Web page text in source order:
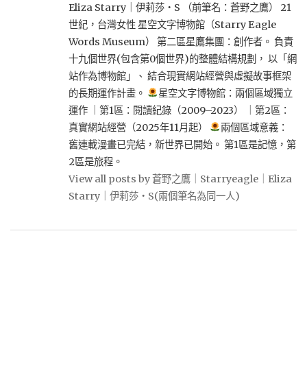
Eliza Starry｜伊莉莎・S （前筆名：蒼野之鷹） 21
世紀，台灣女性 星空文字博物館（Starry Eagle
Words Museum） 第二區星鷹集團：創作者。 負責
十九個世界(包含第0個世界)的整體結構規劃， 以「網
站作為博物館」、 結合現實網站經營與虛擬故事框架
的長期運作計畫。
星空文字博物館：兩個區域獨立
運作 ｜第1區：閱讀紀錄（2009–2023） ｜第2區：
真實網站經營（2025年11月起）
兩個區域意義：
舊連載漫畫已完結，新世界已開始。 第1區是記憶，第
2區是旅程。
View all posts by 蒼野之鷹｜Starryeagle｜Eliza
Starry｜伊莉莎・S(兩個筆名為同一人)